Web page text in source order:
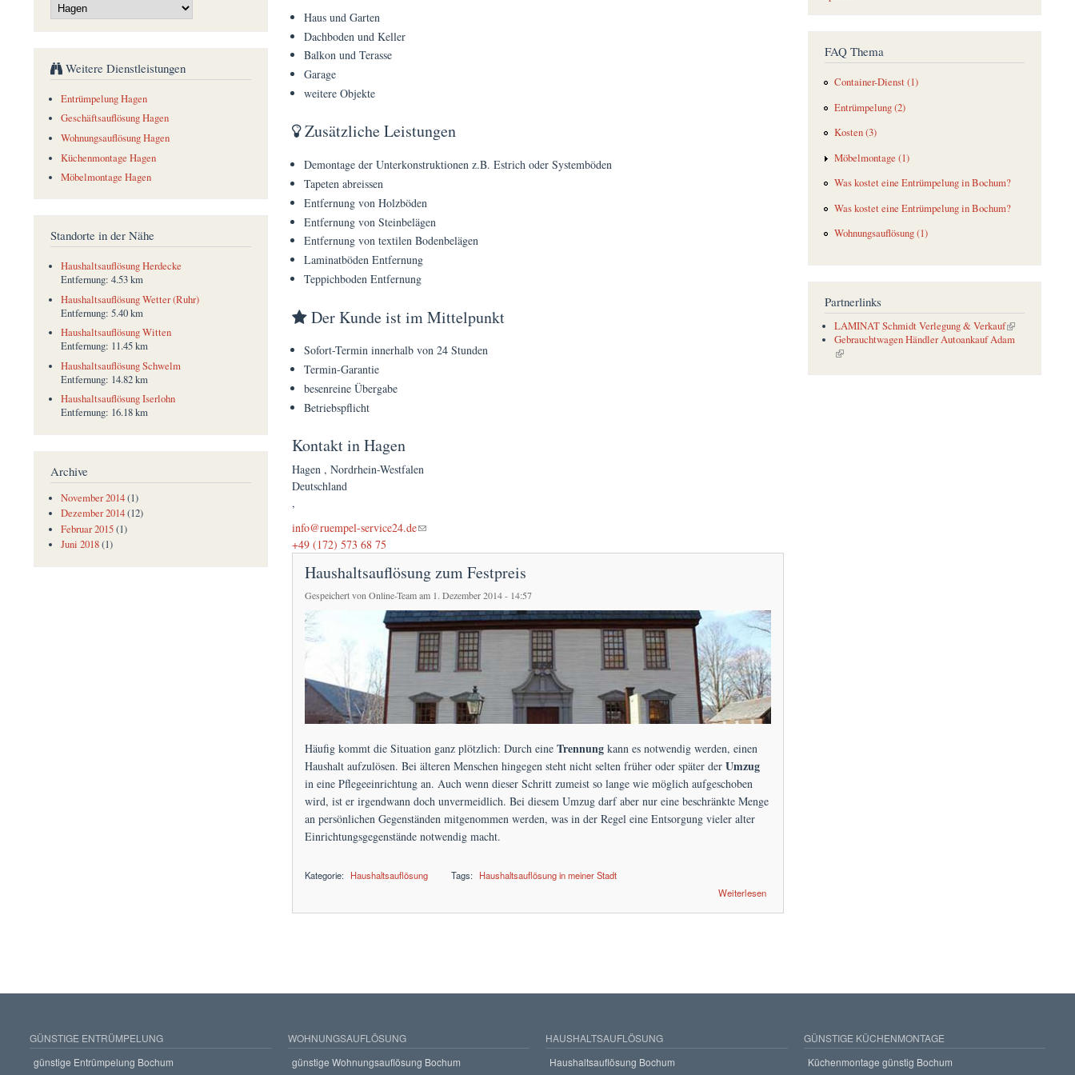
Haus und Garten
Dachboden und Keller
Balkon und Terasse
Garage
weitere Objekte
Zusätzliche Leistungen
Demontage der Unterkonstruktionen z.B. Estrich oder Systemböden
Tapeten abreissen
Entfernung von Holzböden
Entfernung von Steinbelägen
Entfernung von textilen Bodenbelägen
Laminatböden Entfernung
Teppichboden Entfernung
Der Kunde ist im Mittelpunkt
Sofort-Termin innerhalb von 24 Stunden
Termin-Garantie
besenreine Übergabe
Betriebspflicht
Kontakt in Hagen
Hagen , Nordrhein-Westfalen
Deutschland
,
info@ruempel-service24.de
(link sends e-mail)
+49 (172) 573 68 75
Haushaltsauflösung zum Festpreis
Gespeichert vonOnline-Teamam 1. Dezember 2014 - 14:57
Häufig kommt die Situation ganz plötzlich: Durch eine Trennungkann es notwendig werden, einen
Haushalt aufzulösen. Bei älteren Menschen hingegen steht nicht selten früher oder später der Umzug
in eine Pflegeeinrichtung an. Auch wenn dieser Schritt zumeist so lange wie möglich aufgeschoben
wird, ist er irgendwann doch unvermeidlich. Bei diesem Umzug darf aber nur eine beschränkte Menge
an persönlichen Gegenständen mitgenommen werden, was in der Regel eine Entsorgung vieler alter
Einrichtungsgegenstände notwendig macht.
Kategorie: Haushaltsauflösung Tags: Haushaltsauflösung in meiner Stadt
Weiterlesen
Weitere Dienstleistungen
Entrümpelung Hagen
Geschäftsauflösung Hagen
Wohnungsauflösung Hagen
Küchenmontage Hagen
Möbelmontage Hagen
Standorte in der Nähe
Haushaltsauflösung Herdecke
Entfernung: 4.53 km
Haushaltsauflösung Wetter (Ruhr)
Entfernung: 5.40 km
Haushaltsauflösung Witten
Entfernung: 11.45 km
Haushaltsauflösung Schwelm
Entfernung: 14.82 km
Haushaltsauflösung Iserlohn
Entfernung: 16.18 km
Archive
November 2014(1)
Dezember 2014(12)
Februar 2015(1)
Juni 2018(1)
FAQ Thema
Container-Dienst (1)
Entrümpelung (2)
Kosten (3)
Möbelmontage (1)
Was kostet eine Entrümpelung in Bochum?
Was kostet eine Entrümpelung in Bochum?
Wohnungsauflösung (1)
Partnerlinks
LAMINAT Schmidt Verlegung & Verkauf
(link is external)
Gebrauchtwagen Händler Autoankauf Adam
(link is external)
GÜNSTIGE ENTRÜMPELUNG
günstige Entrümpelung Bochum
WOHNUNGSAUFLÖSUNG
günstige Wohnungsauflösung Bochum
HAUSHALTSAUFLÖSUNG
Haushaltsauflösung Bochum
GÜNSTIGE KÜCHENMONTAGE
Küchenmontage günstig Bochum